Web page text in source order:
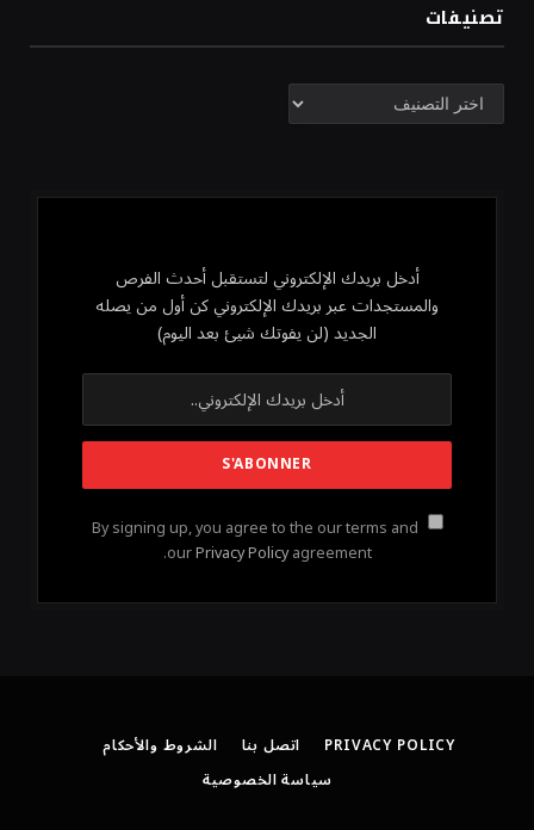
تصنيفات
تصنيفات
أدخل بريدك الإلكتروني لتستقبل أحدث الفرص
والمستجدات عبر بريدك الإلكتروني كن أول من يصله
الجديد (لن يفوتك شيئ بعد اليوم)
By signing up, you agree to the our terms and
ourPrivacy Policyagreement.
PRIVACY POLICY اتصل بنا
الشروط والأحكام
سياسة الخصوصية